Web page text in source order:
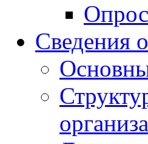
Сведения